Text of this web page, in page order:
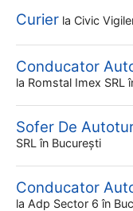
Curier la Civic
Conducator
la Romstal Imex SRL
Sofer De
SRL în București
Conducator
la Adp Sector 6 în